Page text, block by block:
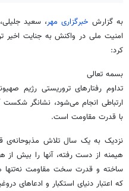
به گزارش خبرگزاری مهر، سعید جلیلی،
امنیت ملی در واکنش به جنایت اخیر
کرد:
بسمه تعالی
تداوم رفتارهای تروریستی رژیم
ارتباطی انجام می‌شود، نشانگر شکست
با قدرت مقاومت است.
نزدیک به یک سال تلاش مذبوحانه‌ی
هیمنه از دست رفته، آنها را بیش از
ساخته و قدرت سخت مقاومت نه‌تنها
که اعتبار دنیای استکبار و ادعاهای